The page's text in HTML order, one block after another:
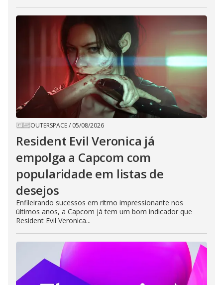
OUTERSPACE/ 05/08/2026
Resident Evil Veronica já
empolga a Capcom com
popularidade em listas de
desejos
Enfileirando sucessos em ritmo impressionante nos
últimos anos, a Capcom já tem um bom indicador que
Resident Evil Veronica...